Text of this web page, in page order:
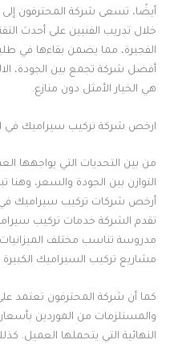
أيضًا، تسعى شركة المحترفون
خلال تدريب الفنيين على أحدث
الفجيرة، مما يضمن بقاءها في
أفضل شركة تجمع بين الجودة،
هي الخيار الأمثل دون منازع.
ارخص شركة تركيب سيراميك في
من بين التحديات التي يواجهها
التوازن بين الجودة والسعر،
أرخص شركات تركيب سيراميك في
تقدم الشركة خدمات تركيب
مدروسة تناسب مختلف
مشاريع تركيب السيراميك
كما أن شركة المحترفون تعتمد
والمستلزمات من الموردين
النهائية التي يتحملها العميل.